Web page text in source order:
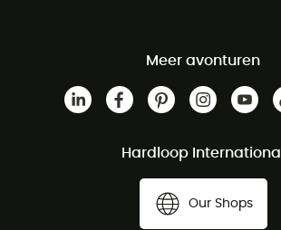
Meer avonturen
Hardloop International
Our Shops